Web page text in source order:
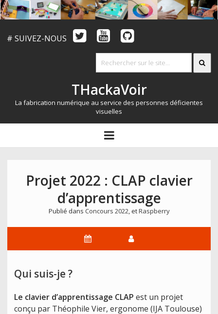
# SUIVEZ-NOUS
THackaVoir
La fabrication numérique au service des personnes déficientes
visuelles
ARTICLES
LE CONCOURS
RESSOURCES
CONTACT
open
menu
Projet 2022 : CLAP clavier
d’apprentissage
Publié dans Concours 2022, etRaspberry
Qui suis-je ?
Le clavier d’apprentissage CLAP est un projet
conçu par Théophile Vier, ergonome (IJA Toulouse)